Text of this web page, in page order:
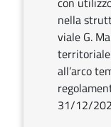
nella
viale G.
territoriale
all’arco
31/12/